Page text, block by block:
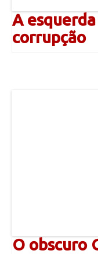
A
corrupção
O obscuro